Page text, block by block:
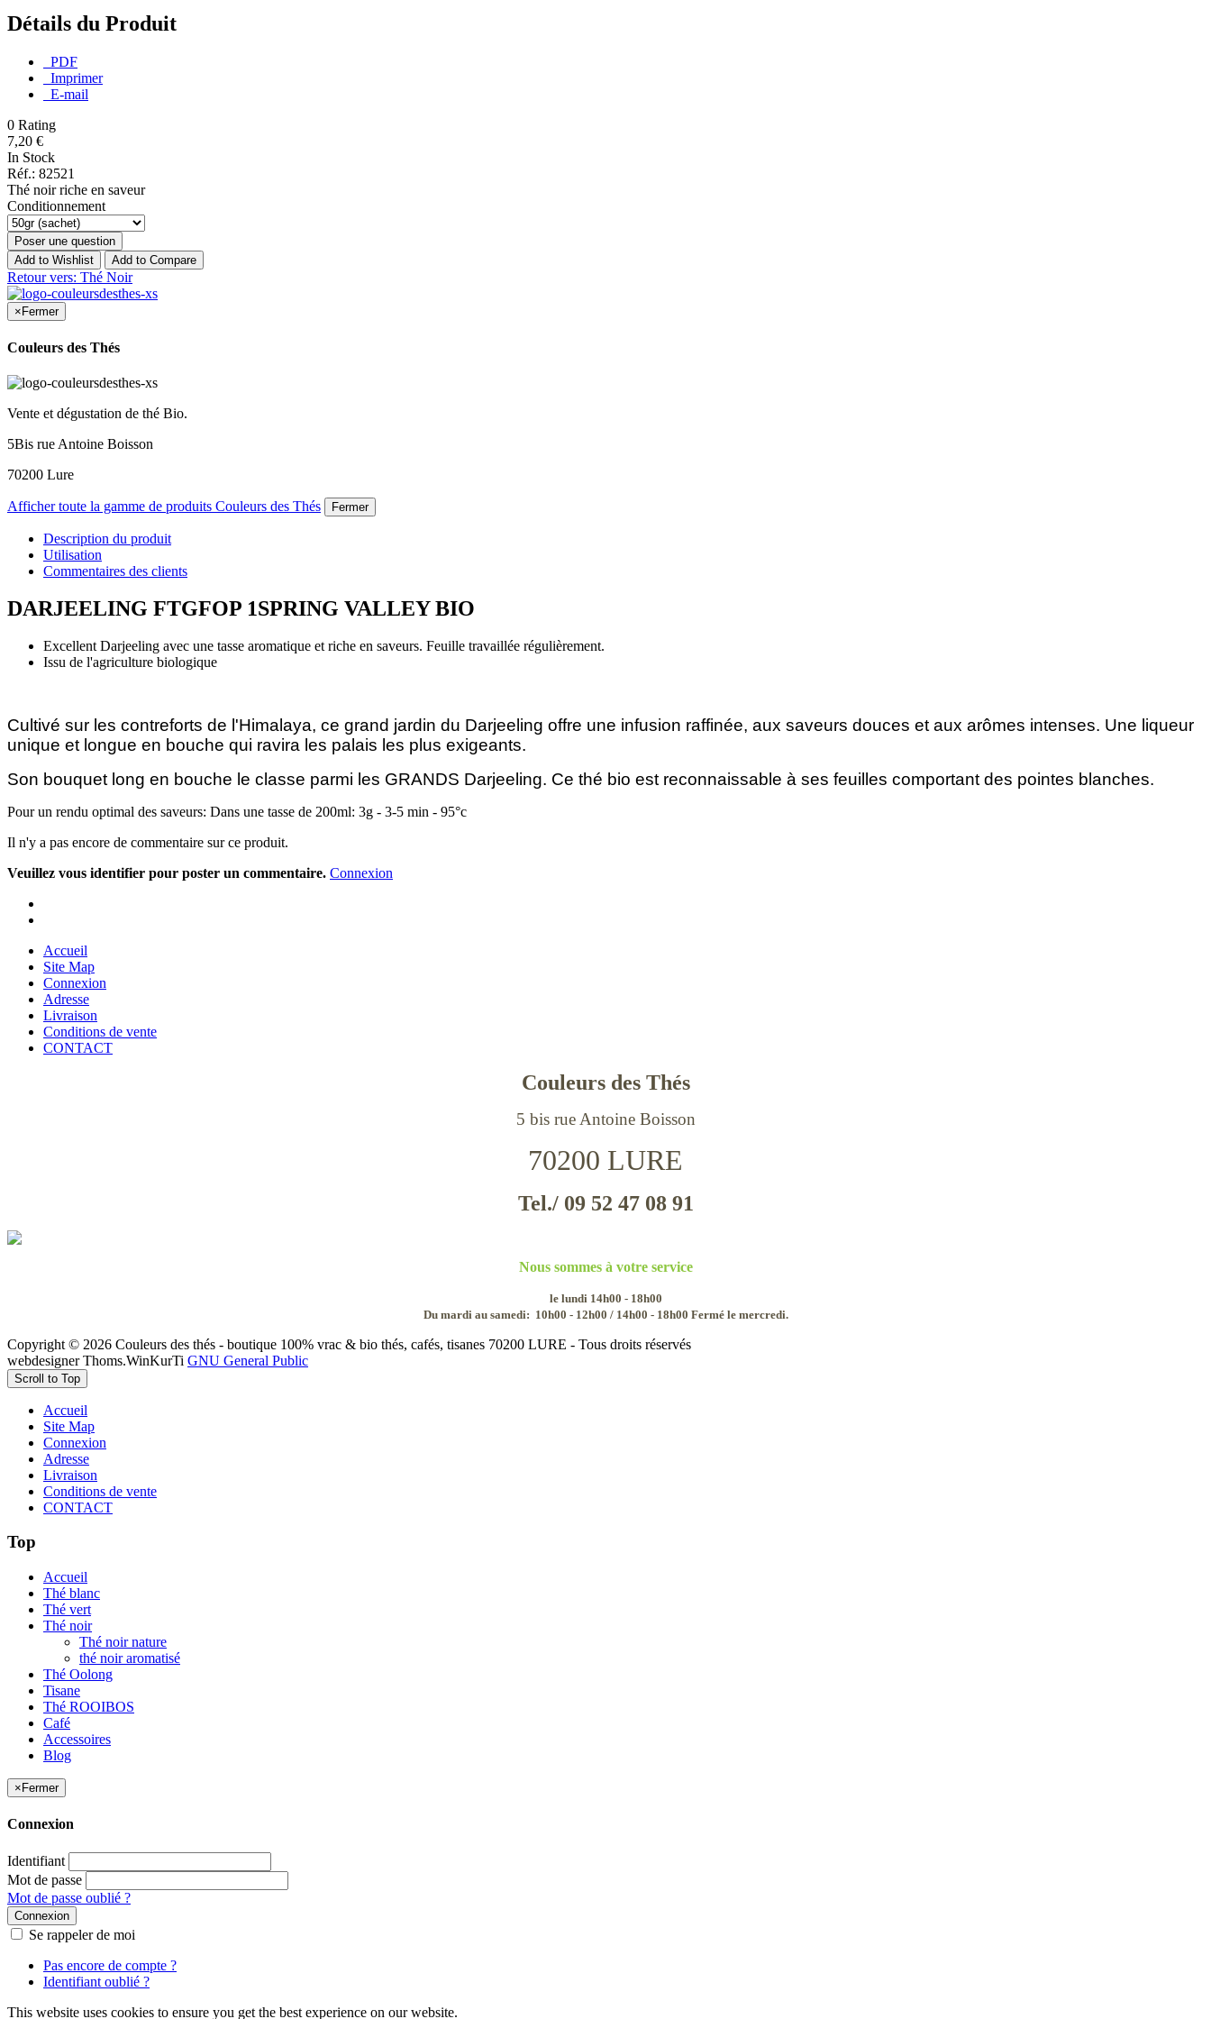
Détails du Produit
PDF
Imprimer
E-mail
0 Rating
7,20 €
In Stock
Réf.: 82521
Thé noir riche en saveur
Conditionnement
Poser une question
Add to Wishlist
Add to Compare
Retour vers: Thé Noir
×Fermer
Couleurs des Thés
Vente et dégustation de thé Bio.
5Bis rue Antoine Boisson
70200 Lure
Afficher toute la gamme de produits Couleurs des Thés Fermer
Description du produit
Utilisation
Commentaires des clients
DARJEELING FTGFOP 1SPRING VALLEY BIO
Excellent Darjeeling avec une tasse aromatique et riche en saveurs. Feuille travaillée régulièrement.
Issu de l'agriculture biologique
Cultivé sur les contreforts de l'Himalaya, ce grand jardin du Darjeeling offre une infusion raffinée, aux saveurs douces et aux arômes intenses. Une liqueur
unique et longue en bouche qui ravira les palais les plus exigeants.
Son bouquet long en bouche le classe parmi les GRANDS Darjeeling. Ce thé bio est reconnaissable à ses feuilles comportant des pointes blanches.
Pour un rendu optimal des saveurs: Dans une tasse de 200ml: 3g - 3-5 min - 95°c
Il n'y a pas encore de commentaire sur ce produit.
Veuillez vous identifier pour poster un commentaire. Connexion
Accueil
Site Map
Connexion
Adresse
Livraison
Conditions de vente
CONTACT
Couleurs des Thés
5 bis rue Antoine Boisson
70200 LURE
Tel./ 09 52 47 08 91
Nous sommes à votre service
le lundi 14h00 - 18h00
Du mardi au samedi: 10h00 - 12h00 / 14h00 - 18h00 Fermé le mercredi.
Copyright © 2026 Couleurs des thés - boutique 100% vrac & bio thés, cafés, tisanes 70200 LURE - Tous droits réservés
webdesigner Thoms.WinKurTi GNU General Public
Scroll to Top
Accueil
Site Map
Connexion
Adresse
Livraison
Conditions de vente
CONTACT
Top
Accueil
Thé blanc
Thé vert
Thé noir
Thé noir nature
thé noir aromatisé
Thé Oolong
Tisane
Thé ROOIBOS
Café
Accessoires
Blog
× Fermer
Connexion
Identifiant
Mot de passe
Mot de passe oublié ?
Connexion
Se rappeler de moi
Pas encore de compte ?
Identifiant oublié ?
This website uses cookies to ensure you get the best experience on our website.